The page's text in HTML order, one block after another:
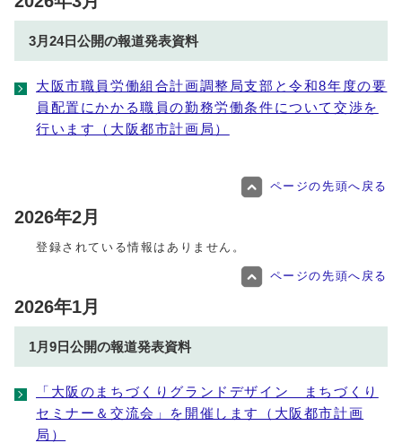
3月24日公開の報道発表資料
大阪市職員労働組合計画調整局支部と令和8年度の要
員配置にかかる職員の勤務労働条件について交渉を
行います（大阪都市計画局）
ページの先頭へ戻る
2026年2月
登録されている情報はありません。
ページの先頭へ戻る
2026年1月
1月9日公開の報道発表資料
「大阪のまちづくりグランドデザイン まちづくり
セミナー＆交流会」を開催します（大阪都市計画
局）